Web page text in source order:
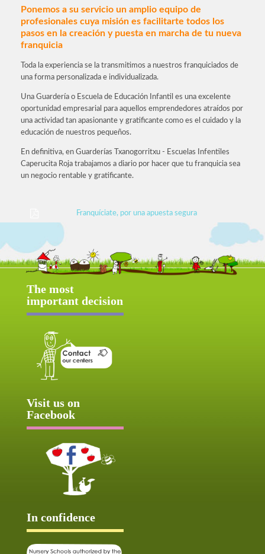
Ponemos a su servicio un amplio equipo de
profesionales cuya misión es facilitarte todos los
pasos en la creación y puesta en marcha de tu nueva
franquicia
Toda la experiencia se la transmitimos a nuestros franquiciados de
una forma personalizada e individualizada.
Una Guardería o Escuela de Educación Infantil es una excelente
oportunidad empresarial para aquellos emprendedores atraídos por
una actividad tan apasionante y gratificante como es el cuidado y la
educación de nuestros pequeños.
En definitiva, en Guarderías Txanogorritxu - Escuelas Infentiles
Caperucita Roja trabajamos a diario por hacer que tu franquicia sea
un negocio rentable y gratificante.
Franquíciate, por una apuesta segura
The most
important decision
Visit us on
Facebook
In confidence